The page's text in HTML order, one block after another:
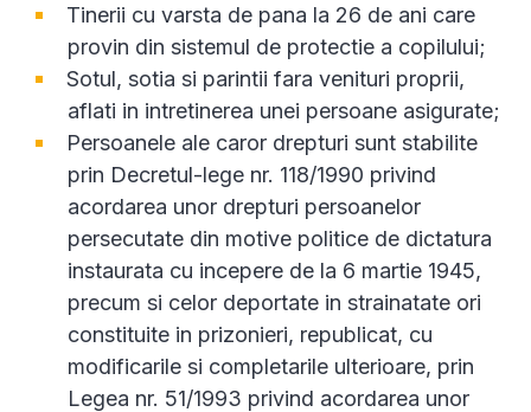
Tinerii cu varsta de pana la 26 de ani care
provin din sistemul de protectie a copilului;
Sotul, sotia si parintii fara venituri proprii,
aflati in intretinerea unei persoane asigurate;
Persoanele ale caror drepturi sunt stabilite
prin Decretul-lege nr. 118/1990 privind
acordarea unor drepturi persoanelor
persecutate din motive politice de dictatura
instaurata cu incepere de la 6 martie 1945,
precum si celor deportate in strainatate ori
constituite in prizonieri, republicat, cu
modificarile si completarile ulterioare, prin
Legea nr. 51/1993 privind acordarea unor